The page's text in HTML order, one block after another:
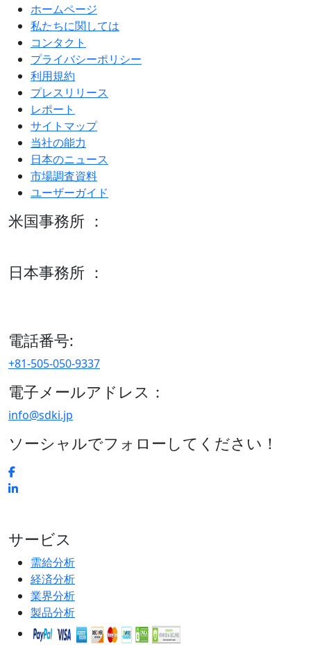
ホームページ
私たちに関しては
コンタクト
プライバシーポリシー
利用規約
プレスリリース
レポート
サイトマップ
当社の能力
日本のニュース
市場調査資料
ユーザーガイド
米国事務所 ：
日本事務所 ：
電話番号:
+81-505-050-9337
電子メールアドレス：
info@sdki.jp
ソーシャルでフォローしてください！
サービス
需給分析
経済分析
業界分析
製品分析